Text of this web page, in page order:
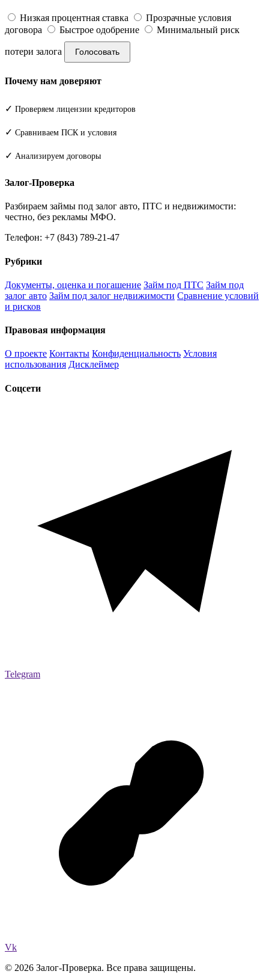
Низкая процентная ставка
Прозрачные условия
договора
Быстрое одобрение Минимальный риск
потери залога Голосовать
Почему нам доверяют
✓ Проверяем лицензии кредиторов
✓ Сравниваем ПСК и условия
✓ Анализируем договоры
Залог-Проверка
Разбираем займы под залог авто, ПТС и недвижимости:
честно, без рекламы МФО.
Телефон: +7 (843) 789-21-47
Рубрики
Документы, оценка и погашение Займ под ПТС Займ под
залог авто Займ под залог недвижимости Сравнение условий
и рисков
Правовая информация
О проекте Контакты Конфиденциальность Условия
использования Дисклеймер
Соцсети
Telegram
Vk
© 2026 Залог-Проверка. Все права защищены.